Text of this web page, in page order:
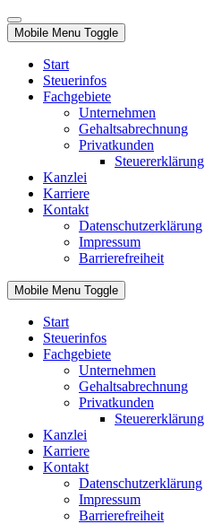
Mobile Menu Toggle
Start
Steuerinfos
Fachgebiete
Unternehmen
Gehaltsabrechnung
Privatkunden
Steuererklärung
Kanzlei
Karriere
Kontakt
Datenschutzerklärung
Impressum
Barrierefreiheit
Mobile Menu Toggle
Start
Steuerinfos
Fachgebiete
Unternehmen
Gehaltsabrechnung
Privatkunden
Steuererklärung
Kanzlei
Karriere
Kontakt
Datenschutzerklärung
Impressum
Barrierefreiheit